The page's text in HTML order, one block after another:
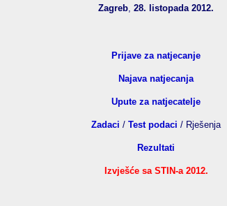
Zagreb, 28. listopada 2012.
Prijave za natjecanje
Najava natjecanja
Upute za natjecatelje
Zadaci / Test podaci / Rješenja
Rezultati
Izvješće sa STIN-a 2012.